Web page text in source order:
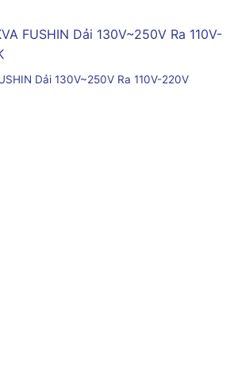
Dải 130V~250V Ra 110V-220V